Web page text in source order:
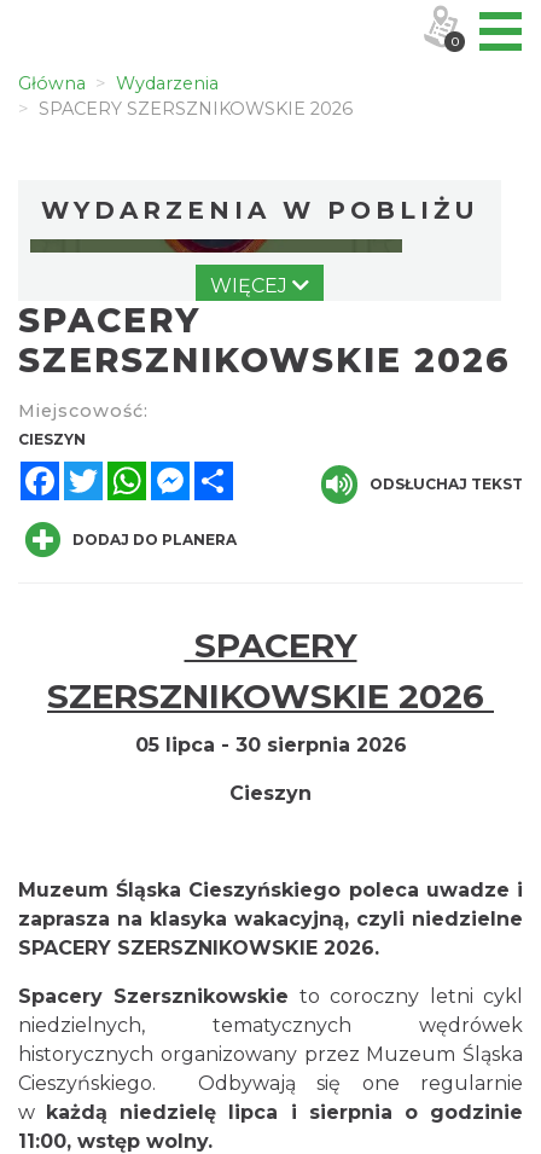
Główna
Wydarzenia
SPACERY SZERSZNIKOWSKIE 2026
WYDARZENIA W POBLIŻU
Cieszyn
Cieszyn
2026-08-16
0.00 km
Cieszyn
0.00 km
WIĘCEJ
SPACERY
SZERSZNIKOWSKIE 2026
Miejscowość:
CIESZYN
FacebookTwitterWhatsAppMessenger
ODSŁUCHAJ TEKST
DODAJ DO PLANERA
SPACERY
SZERSZNIKOWSKIE 2026
05 lipca - 30 sierpnia 2026
Cieszyn
Muzeum Śląska Cieszyńskiego poleca uwadze i
zaprasza na klasyka wakacyjną, czyli niedzielne
SPACERY SZERSZNIKOWSKIE 2026.
Spacery Szersznikowskie to coroczny letni cykl
niedzielnych, tematycznych wędrówek
historycznych organizowany przez Muzeum Śląska
Cieszyńskiego.
Odbywają się one regularnie
w każdą niedzielę lipca i sierpnia o godzinie
11:00, wstęp wolny.
0